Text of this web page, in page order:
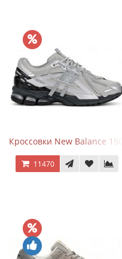
Кроссовки New Balance
11470